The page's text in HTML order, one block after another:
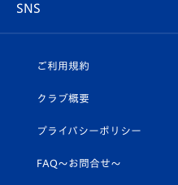
ホームタウン
平和祈念活動
U-18
スクール
SNS
ヴィヴィくんインスタグラム
公式LINE＠
ご利用規約
クラブ概要
プライバシーポリシー
FAQ〜お問合せ〜